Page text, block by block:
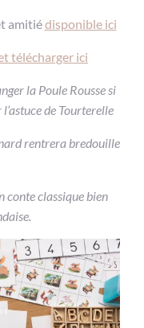
amitiédisponible ici
télécharger ici
la Poule Rousse si
de Tourterelle
rentrera bredouille
conte classique bien